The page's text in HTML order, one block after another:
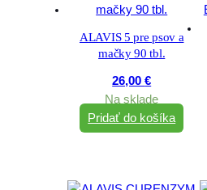
ALAVIS 5 pre psov a
mačky 90 tbl.
26,00€
Na sklade
Pridať do košíka